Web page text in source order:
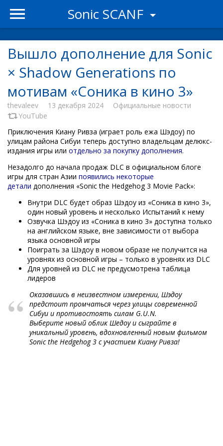
Sonic SCANF
Вышло дополнение для Sonic
× Shadow Generations по
мотивам «Соника в кино 3»
thevaleev 13 декабря 2024
Официальные новости
YouTube
Приключения Киану Ривза (играет роль ежа Шэдоу) по
улицам района Сибуи теперь доступно владельцам делюкс-
издания игры или отдельно за покупку дополнения.
Незадолго до начала продаж DLC в официальном блоге
игры для стран Азии появились некоторые
детали дополнения «Sonic the Hedgehog 3 Movie Pack»:
Внутри DLC будет образ Шэдоу из «Соника в кино 3»,
один новый уровень и несколько Испытаний к нему
Озвучка Шэдоу из «Соника в кино 3» доступна только
на английском языке, вне зависимости от выбора
языка основной игры
Поиграть за Шэдоу в новом образе не получится на
уровнях из основной игры – только в уровнях из DLC
Для уровней из DLC не предусмотрена таблица
лидеров
Оказавшись в неизвестном измерении, Шэдоу
предстоит промчаться через улицы современной
Сибуи и противостоять силам G.U.N.
Выберите новый облик Шедоу и сыграйте в
уникальный уровень, вдохновленный новым фильмом
Sonic the Hedgehog 3 с участием Киану Ривза!